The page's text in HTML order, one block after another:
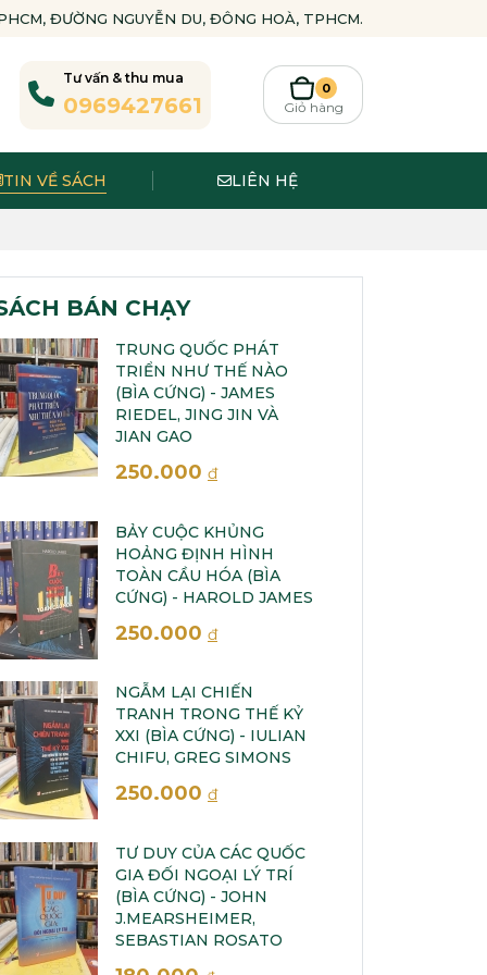
ĐƯỜNG NGUYỄN DU, ĐÔNG HOÀ, TPHCM.
Tư vấn & thu mua
0969427661
0
Giỏ hàng
TIN VỀ SÁCH LIÊN HỆ
BÁN CHẠY
TRUNG QUỐC PHÁT
TRIỂN NHƯ THẾ NÀO
(BÌA CỨNG) - JAMES
RIEDEL, JING JIN VÀ
JIAN GAO
250.000 đ
BẢY CUỘC KHỦNG
HOẢNG ĐỊNH HÌNH
TOÀN CẦU HÓA (BÌA
CỨNG) - HAROLD JAMES
250.000 đ
NGẪM LẠI CHIẾN
TRANH TRONG THẾ KỶ
XXI (BÌA CỨNG) - IULIAN
CHIFU, GREG SIMONS
250.000 đ
TƯ DUY CỦA CÁC QUỐC
GIA ĐỐI NGOẠI LÝ TRÍ
(BÌA CỨNG) - JOHN
J.MEARSHEIMER,
SEBASTIAN ROSATO